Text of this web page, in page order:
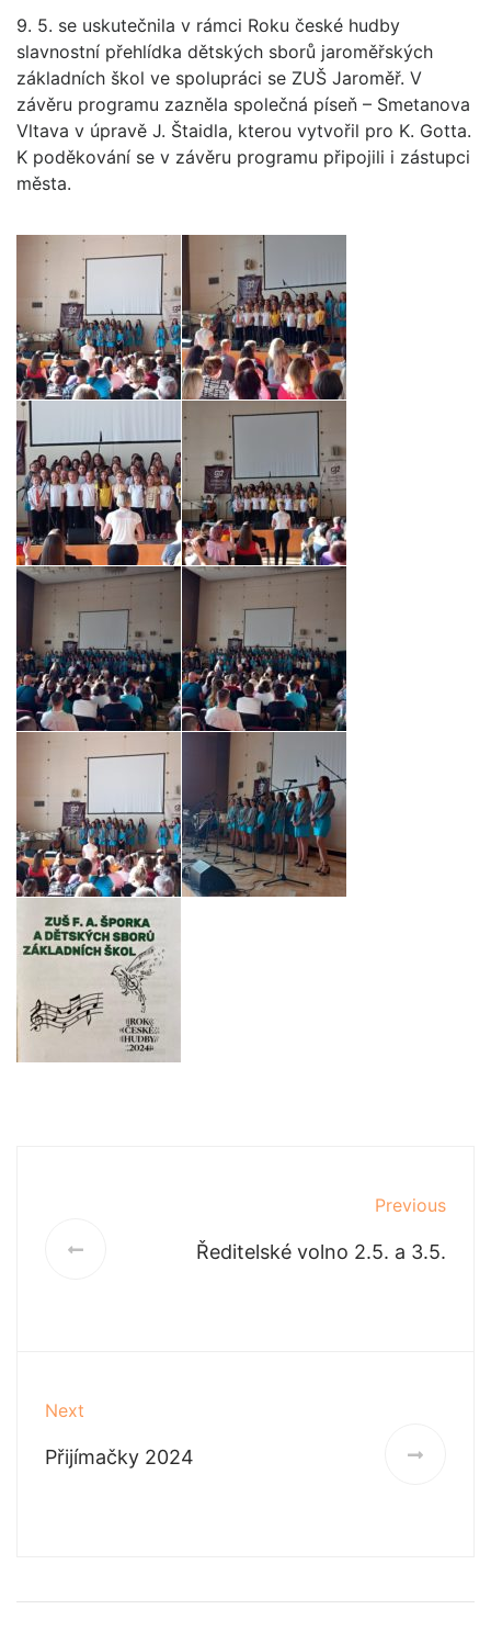
9. 5. se uskutečnila v rámci Roku české hudby
slavnostní přehlídka dětských sborů jaroměřských
základních škol ve spolupráci se ZUŠ Jaroměř. V
závěru programu zazněla společná píseň – Smetanova
Vltava v úpravě J. Štaidla, kterou vytvořil pro K. Gotta.
K poděkování se v závěru programu připojili i zástupci
města.
Previous
Ředitelské volno 2.5. a 3.5.
Next
Přijímačky 2024